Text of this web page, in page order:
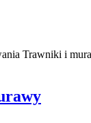
Trawniki i